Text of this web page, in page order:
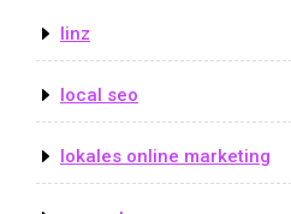
linz
local seo
lokales online marketing